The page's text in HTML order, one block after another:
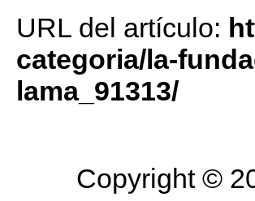
URL del artículo:
categoria/la-
lama_91313/
Copyright ©